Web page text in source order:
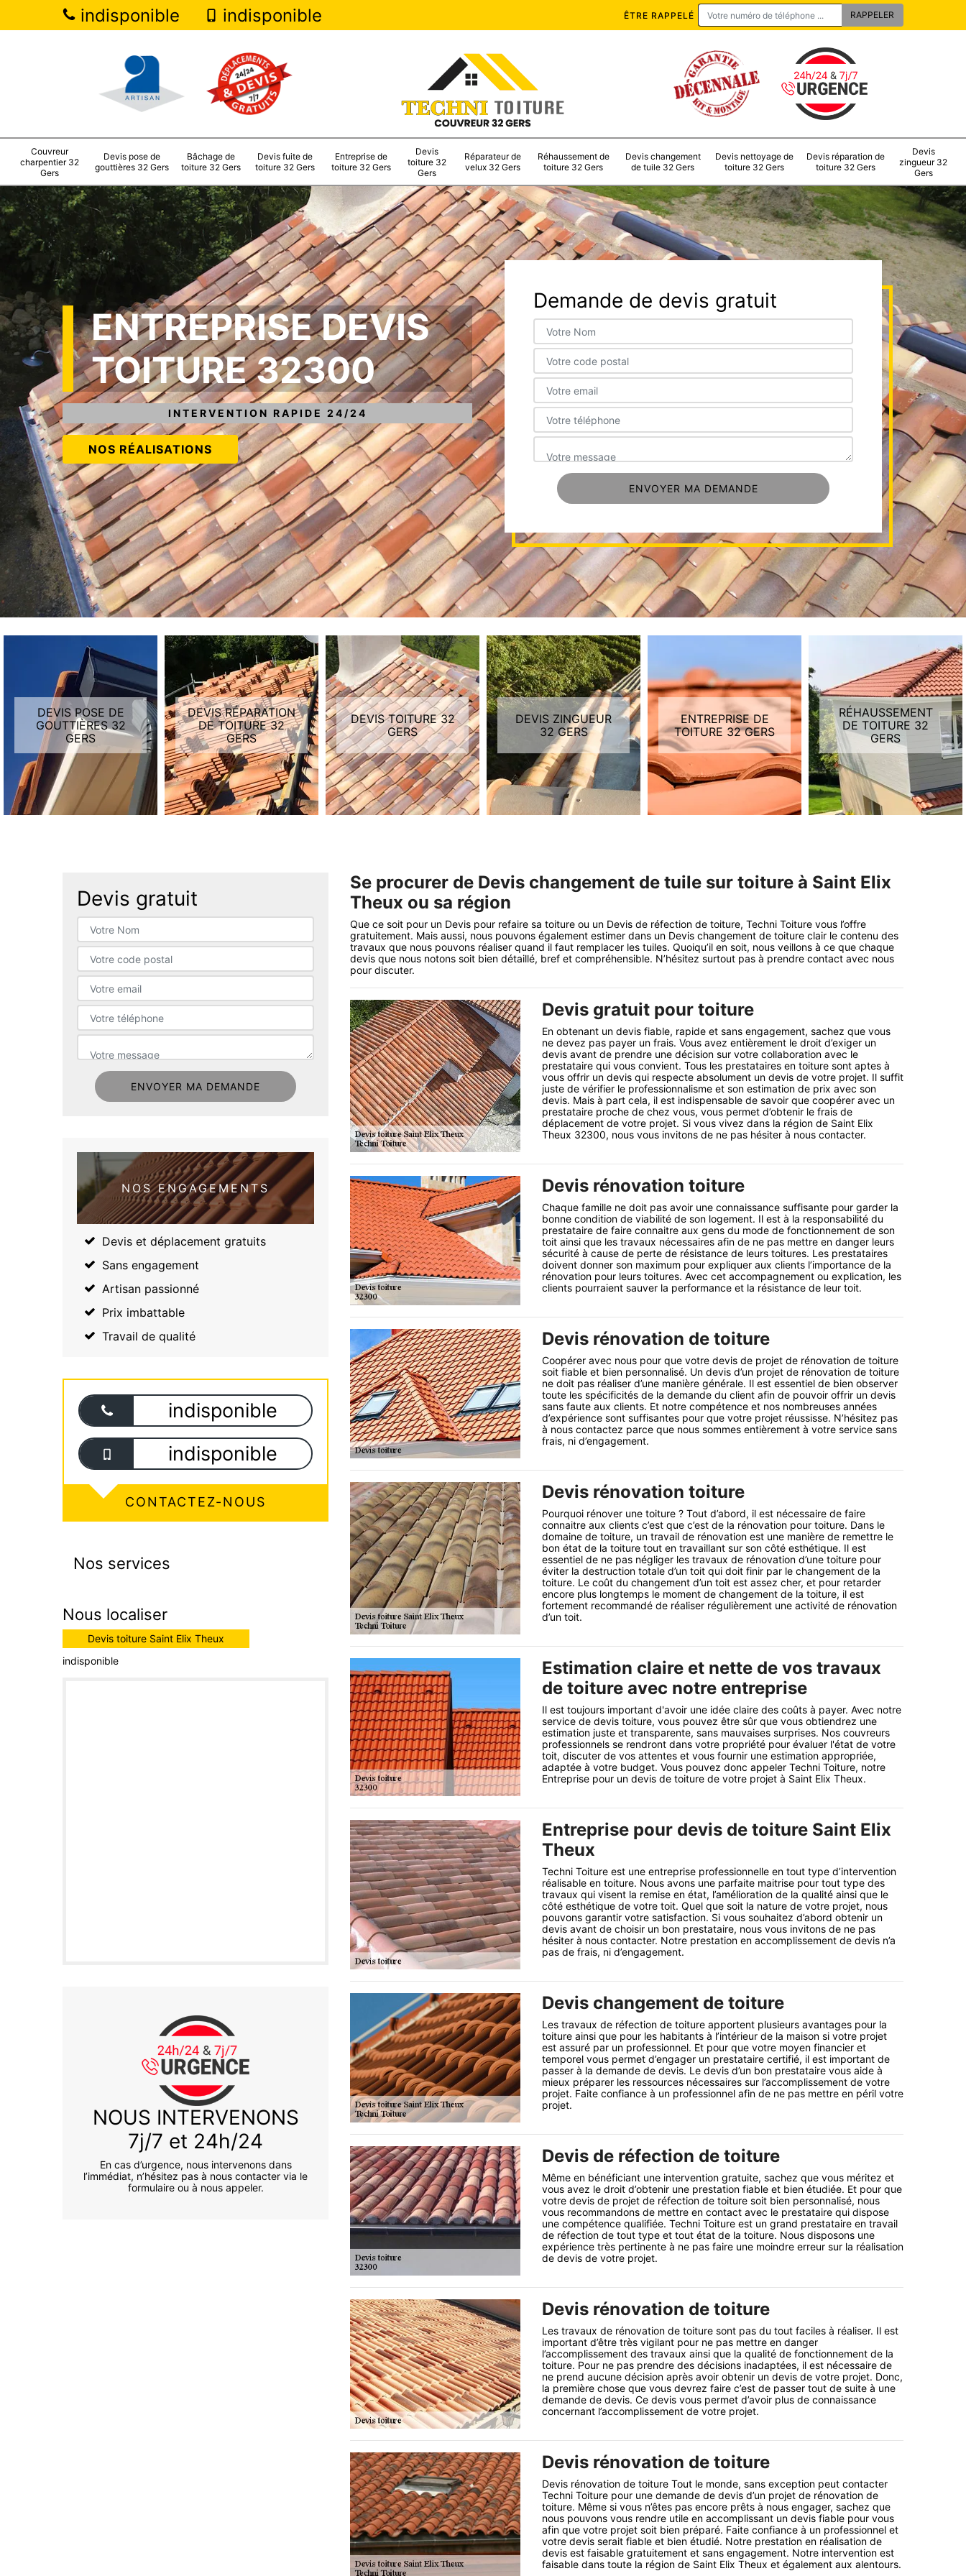
indisponible indisponible ÊTRE RAPPELÉ
Couvreur
charpentier 32
Gers
Devis pose de
gouttières 32 Gers
Bâchage de
toiture 32 Gers
Devis fuite de
toiture 32 Gers
Entreprise de
toiture 32 Gers
Devis
toiture 32
Gers
Réparateur de
velux 32 Gers
Réhaussement de
toiture 32 Gers
Devis changement
de tuile 32 Gers
Devis nettoyage de
toiture 32 Gers
Devis réparation de
toiture 32 Gers
Devis
zingueur 32
Gers
ENTREPRISE DEVIS
TOITURE 32300
INTERVENTION RAPIDE 24/24
NOS RÉALISATIONS
Demande de devis gratuit
DEVIS POSE DE
GOUTTIÈRES 32
GERS
DEVIS RÉPARATION
DE TOITURE 32
GERS
DEVIS TOITURE 32
GERS
DEVIS ZINGUEUR
32 GERS
ENTREPRISE DE
TOITURE 32 GERS
RÉHAUSSEMENT
DE TOITURE 32
GERS
Devis gratuit
NOS ENGAGEMENTS
Devis et déplacement gratuits
Sans engagement
Artisan passionné
Prix imbattable
Travail de qualité
indisponible
indisponible
CONTACTEZ-NOUS
Nos services
Nous localiser
Devis toiture Saint Elix Theux
indisponible
NOUS INTERVENONS
7j/7 et 24h/24
En cas d’urgence, nous intervenons dans
l’immédiat, n’hésitez pas à nous contacter via le
formulaire ou à nous appeler.
Se procurer de Devis changement de tuile sur toiture à Saint Elix
Theux ou sa région
Que ce soit pour un Devis pour refaire sa toiture ou un Devis de réfection de toiture, Techni Toiture vous l’offre
gratuitement. Mais aussi, nous pouvons également estimer dans un Devis changement de toiture clair le contenu des
travaux que nous pouvons réaliser quand il faut remplacer les tuiles. Quoiqu’il en soit, nous veillons à ce que chaque
devis que nous notons soit bien détaillé, bref et compréhensible. N’hésitez surtout pas à prendre contact avec nous
pour discuter.
Devis gratuit pour toiture
En obtenant un devis fiable, rapide et sans engagement, sachez que vous
ne devez pas payer un frais. Vous avez entièrement le droit d’exiger un
devis avant de prendre une décision sur votre collaboration avec le
prestataire qui vous convient. Tous les prestataires en toiture sont aptes à
vous offrir un devis qui respecte absolument un devis de votre projet. Il suffit
juste de vérifier le professionnalisme et son estimation de prix avec son
devis. Mais à part cela, il est indispensable de savoir que coopérer avec un
prestataire proche de chez vous, vous permet d’obtenir le frais de
déplacement de votre projet. Si vous vivez dans la région de Saint Elix
Theux 32300, nous vous invitons de ne pas hésiter à nous contacter.
Devis rénovation toiture
Chaque famille ne doit pas avoir une connaissance suffisante pour garder la
bonne condition de viabilité de son logement. Il est à la responsabilité du
prestataire de faire connaitre aux gens du mode de fonctionnement de son
toit ainsi que les travaux nécessaires afin de ne pas mettre en danger leurs
sécurité à cause de perte de résistance de leurs toitures. Les prestataires
doivent donner son maximum pour expliquer aux clients l’importance de la
rénovation pour leurs toitures. Avec cet accompagnement ou explication, les
clients pourraient sauver la performance et la résistance de leur toit.
Devis rénovation de toiture
Coopérer avec nous pour que votre devis de projet de rénovation de toiture
soit fiable et bien personnalisé. Un devis d’un projet de rénovation de toiture
ne doit pas réaliser d’une manière générale. Il est essentiel de bien observer
toute les spécificités de la demande du client afin de pouvoir offrir un devis
sans faute aux clients. Et notre compétence et nos nombreuses années
d’expérience sont suffisantes pour que votre projet réussisse. N’hésitez pas
à nous contactez parce que nous sommes entièrement à votre service sans
frais, ni d’engagement.
Devis rénovation toiture
Pourquoi rénover une toiture ? Tout d’abord, il est nécessaire de faire
connaitre aux clients c’est que c’est de la rénovation pour toiture. Dans le
domaine de toiture, un travail de rénovation est une manière de remettre le
bon état de la toiture tout en travaillant sur son côté esthétique. Il est
essentiel de ne pas négliger les travaux de rénovation d’une toiture pour
éviter la destruction totale d’un toit qui doit finir par le changement de la
toiture. Le coût du changement d’un toit est assez cher, et pour retarder
encore plus longtemps le moment de changement de la toiture, il est
fortement recommandé de réaliser régulièrement une activité de rénovation
d’un toit.
Estimation claire et nette de vos travaux
de toiture avec notre entreprise
Il est toujours important d'avoir une idée claire des coûts à payer. Avec notre
service de devis toiture, vous pouvez être sûr que vous obtiendrez une
estimation juste et transparente, sans mauvaises surprises. Nos couvreurs
professionnels se rendront dans votre propriété pour évaluer l'état de votre
toit, discuter de vos attentes et vous fournir une estimation appropriée,
adaptée à votre budget. Vous pouvez donc appeler Techni Toiture, notre
Entreprise pour un devis de toiture de votre projet à Saint Elix Theux.
Entreprise pour devis de toiture Saint Elix
Theux
Techni Toiture est une entreprise professionnelle en tout type d’intervention
réalisable en toiture. Nous avons une parfaite maitrise pour tout type des
travaux qui visent la remise en état, l’amélioration de la qualité ainsi que le
côté esthétique de votre toit. Quel que soit la nature de votre projet, nous
pouvons garantir votre satisfaction. Si vous souhaitez d’abord obtenir un
devis avant de choisir un bon prestataire, nous vous invitons de ne pas
hésiter à nous contacter. Notre prestation en accomplissement de devis n’a
pas de frais, ni d’engagement.
Devis changement de toiture
Les travaux de réfection de toiture apportent plusieurs avantages pour la
toiture ainsi que pour les habitants à l’intérieur de la maison si votre projet
est assuré par un professionnel. Et pour que votre moyen financier et
temporel vous permet d’engager un prestataire certifié, il est important de
passer à la demande de devis. Le devis d’un bon prestataire vous aide à
mieux préparer les ressources nécessaires sur l’accomplissement de votre
projet. Faite confiance à un professionnel afin de ne pas mettre en péril votre
projet.
Devis de réfection de toiture
Même en bénéficiant une intervention gratuite, sachez que vous méritez et
vous avez le droit d’obtenir une prestation fiable et bien étudiée. Et pour que
votre devis de projet de réfection de toiture soit bien personnalisé, nous
vous recommandons de mettre en contact avec le prestataire qui dispose
une compétence qualifiée. Techni Toiture est un grand prestataire en travail
de réfection de tout type et tout état de la toiture. Nous disposons une
expérience très pertinente à ne pas faire une moindre erreur sur la réalisation
de devis de votre projet.
Devis rénovation de toiture
Les travaux de rénovation de toiture sont pas du tout faciles à réaliser. Il est
important d’être très vigilant pour ne pas mettre en danger
l’accomplissement des travaux ainsi que la qualité de fonctionnement de la
toiture. Pour ne pas prendre des décisions inadaptées, il est nécessaire de
ne prend aucune décision après avoir obtenir un devis de votre projet. Donc,
la première chose que vous devrez faire c’est de passer tout de suite à une
demande de devis. Ce devis vous permet d’avoir plus de connaissance
concernant l’accomplissement de votre projet.
Devis rénovation de toiture
Devis rénovation de toiture Tout le monde, sans exception peut contacter
Techni Toiture pour une demande de devis d’un projet de rénovation de
toiture. Même si vous n’êtes pas encore prêts à nous engager, sachez que
nous pouvons vous rendre utile en accomplissant un devis fiable pour vous
afin que votre projet soit bien préparé. Faite confiance à un professionnel et
votre devis serait fiable et bien étudié. Notre prestation en réalisation de
devis est faisable gratuitement et sans engagement. Notre intervention est
faisable dans toute la région de Saint Elix Theux et également aux alentours.